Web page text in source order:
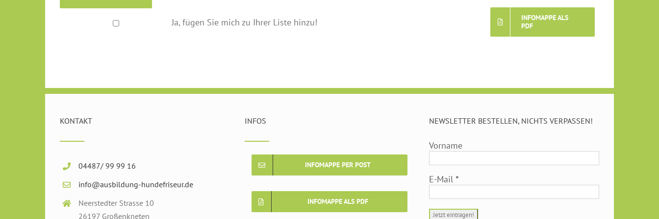
Ja, fügen Sie mich zu Ihrer Liste hinzu!
INFOMAPPE ALS
PDF
KONTAKT
04487/ 99 99 16
info@ausbildung-hundefriseur.de
Neerstedter Strasse 10
26197 Großenkneten
INFOS
INFOMAPPE PER POST
INFOMAPPE ALS PDF
NEWSLETTER BESTELLEN, NICHTS VERPASSEN!
Vorname
E-Mail*